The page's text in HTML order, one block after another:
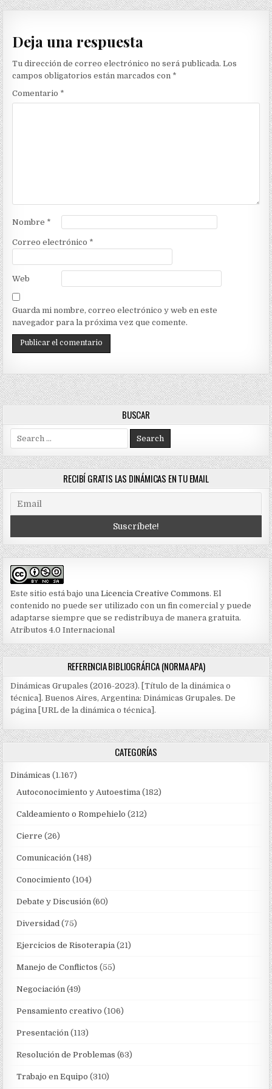
de
entradas
Deja una respuesta
Tu dirección de correo electrónico no será publicada. Los
campos obligatorios están marcados con *
Comentario *
Nombre *
Correo electrónico *
Web
Guarda mi nombre, correo electrónico y web en este
navegador para la próxima vez que comente.
BUSCAR
Search
for:
RECIBÍ GRATIS LAS DINÁMICAS EN TU EMAIL
Este sitio está bajo unaLicencia Creative Commons. El
contenido no puede ser utilizado con un fin comercial y puede
adaptarse siempre que se redistribuya de manera gratuita.
Atributos 4.0 Internacional
REFERENCIA BIBLIOGRÁFICA (NORMA APA)
Dinámicas Grupales (2016-2023). [Título de la dinámica o
técnica]. Buenos Aires, Argentina: Dinámicas Grupales. De
página [URL de la dinámica o técnica].
CATEGORÍAS
Dinámicas (1.167)
Autoconocimiento y Autoestima (182)
Caldeamiento o Rompehielo (212)
Cierre (26)
Comunicación (148)
Conocimiento (104)
Debate y Discusión (60)
Diversidad (75)
Ejercicios de Risoterapia (21)
Manejo de Conflictos (55)
Negociación (49)
Pensamiento creativo (106)
Presentación (113)
Resolución de Problemas (63)
Trabajo en Equipo (310)